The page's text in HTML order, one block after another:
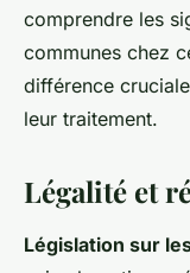
comprendre les
communes chez
différence
leur traitement.
Légalité et
Législation sur